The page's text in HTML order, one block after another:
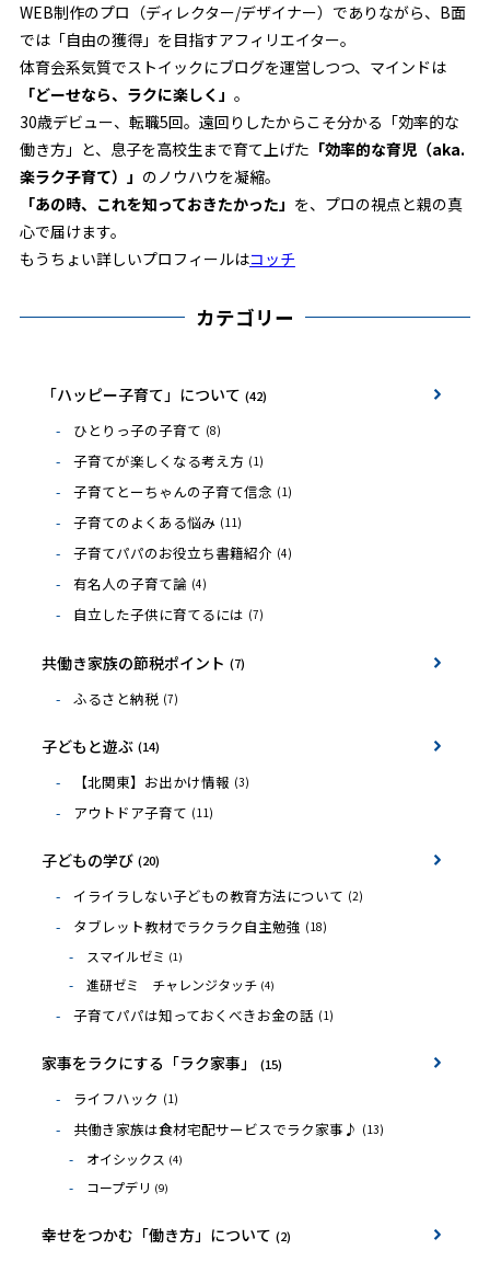
WEB制作のプロ（ディレクター/デザイナー）でありながら、B面
では「自由の獲得」を目指すアフィリエイター。
体育会系気質でストイックにブログを運営しつつ、マインドは
「どーせなら、ラクに楽しく」 。
30歳デビュー、転職5回。遠回りしたからこそ分かる「効率的な
働き方」と、息子を高校生まで育て上げた 「効率的な育児（aka.
楽ラク子育て）」 のノウハウを凝縮。
「あの時、これを知っておきたかった」 を、プロの視点と親の真
心で届けます。
もうちょい詳しいプロフィールはコッチ
カテゴリー
「ハッピー子育て」について (42)
ひとりっ子の子育て (8)
子育てが楽しくなる考え方 (1)
子育てとーちゃんの子育て信念 (1)
子育てのよくある悩み (11)
子育てパパのお役立ち書籍紹介 (4)
有名人の子育て論 (4)
自立した子供に育てるには (7)
共働き家族の節税ポイント (7)
ふるさと納税 (7)
子どもと遊ぶ (14)
【北関東】お出かけ情報 (3)
アウトドア子育て (11)
子どもの学び (20)
イライラしない子どもの教育方法について (2)
タブレット教材でラクラク自主勉強 (18)
スマイルゼミ (1)
進研ゼミ チャレンジタッチ (4)
子育てパパは知っておくべきお金の話 (1)
家事をラクにする「ラク家事」 (15)
ライフハック (1)
共働き家族は食材宅配サービスでラク家事♪ (13)
オイシックス (4)
コープデリ (9)
幸せをつかむ「働き方」について (2)